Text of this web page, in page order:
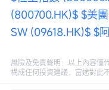
(800700.HK)$ $美
SW (09618.HK)$ $
風險及免責聲明：以上內容僅
構成任何投資建議，富途對此